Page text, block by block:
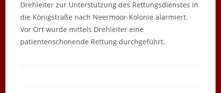
Drehleiter zur Unterstützung des Rettungsdienstes in
die Königstraße nach Neermoor-Kolonie alarmiert.
Vor Ort wurde mittels Drehleiter eine
patientenschonende Rettung durchgeführt.